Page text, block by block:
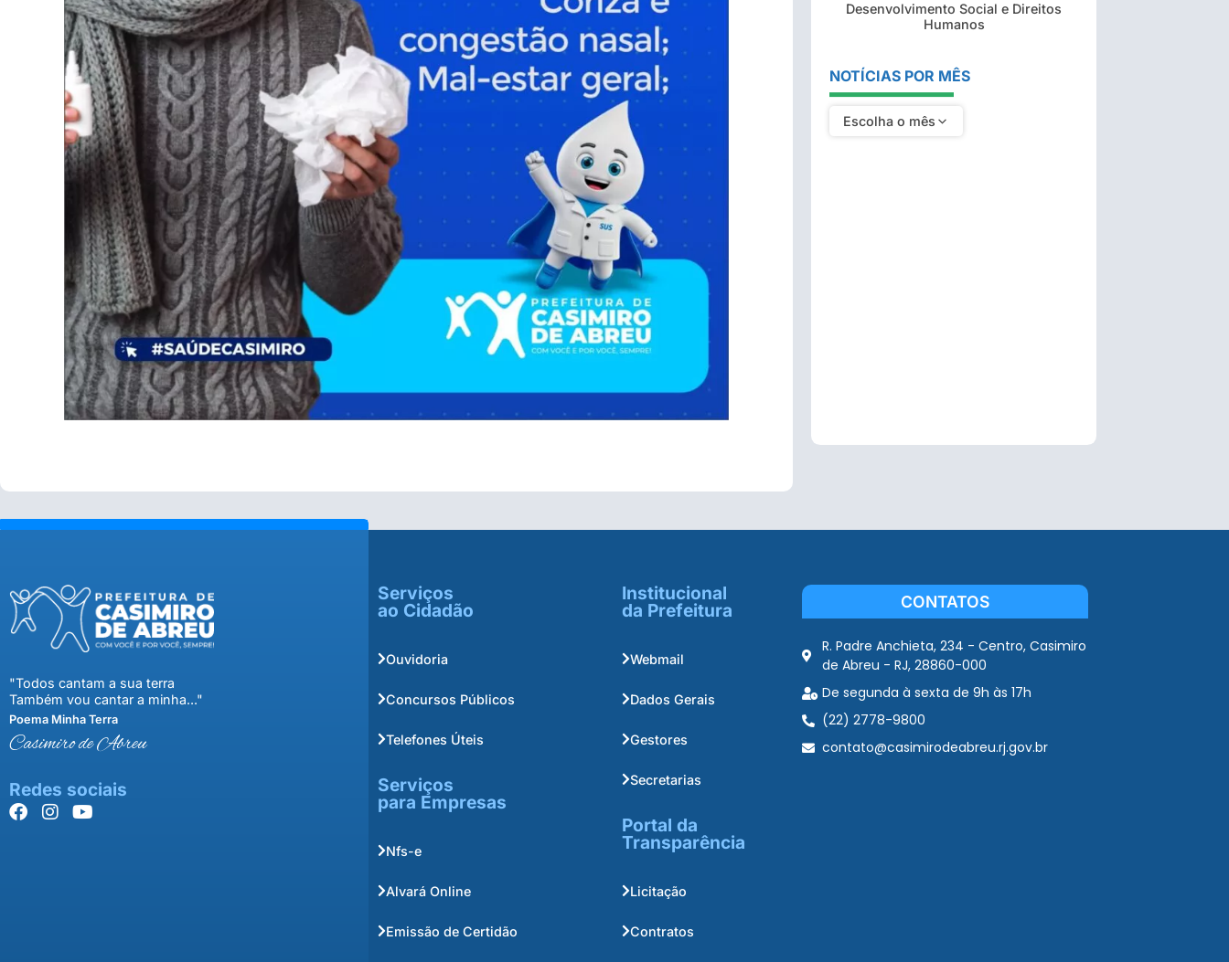
Desenvolvimento Social e Direitos
Humanos
NOTÍCIAS POR MÊS
Escolha o mês
"Todos cantam a sua terra
Também vou cantar a minha..."
Poema Minha Terra
Casimiro de Abreu
Redes sociais
Serviços
ao Cidadão
Ouvidoria
Concursos Públicos
Telefones Úteis
Serviços
para Empresas
Nfs-e
Alvará Online
Emissão de Certidão
Institucional
da Prefeitura
Webmail
Dados Gerais
Gestores
Secretarias
Portal da
Transparência
Licitação
Contratos
CONTATOS
R. Padre Anchieta, 234 - Centro, Casimiro
de Abreu - RJ, 28860-000
De segunda à sexta de 9h às 17h
(22) 2778-9800
contato@casimirodeabreu.rj.gov.br